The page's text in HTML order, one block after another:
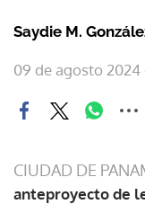
Saydie M.
09 de agosto 2024
CIUDAD DE
anteproyecto de